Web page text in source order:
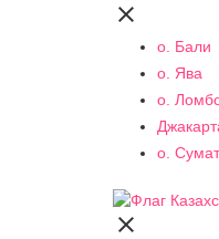

о. Бали
о. Ява
о.
о.
